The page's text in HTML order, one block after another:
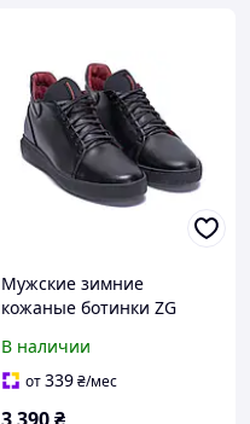
Мужские зимние
кожаные ботинки ZG
В наличии
от339₴/мес